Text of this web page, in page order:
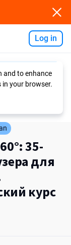
Log in
to enhance
in your browser.
35-
для
курс